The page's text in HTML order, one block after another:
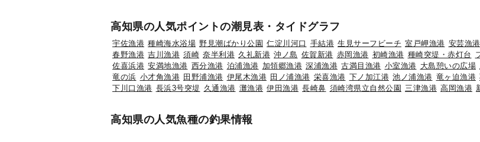
高知県の人気ポイントの潮見表・タイドグラフ
宇佐漁港 種崎海水浴場 野見潮ばかり公園 仁淀川河口 手結港 生見サーフビーチ 室戸岬漁港 安芸漁港
春野漁港 吉川漁港 須崎 奈半利港 久礼新港 沖ノ島 佐賀新港 赤岡漁港 初崎漁港 種崎突堤・赤灯台
佐喜浜港 安満地漁港 西分漁港 泊浦漁港 加領郷漁港 深浦漁港 古満目漁港 小室漁港 大島憩いの広場
竜の浜 小才角漁港 田野浦漁港 伊尾木漁港 田ノ浦漁港 栄喜漁港 下ノ加江港 池ノ浦漁港 竜ヶ迫漁港
下川口漁港 長浜3号突堤 久通漁港 灘漁港 伊田漁港 長崎鼻 須崎湾県立自然公園 三津漁港 高岡漁港
高知県の人気魚種の釣果情報